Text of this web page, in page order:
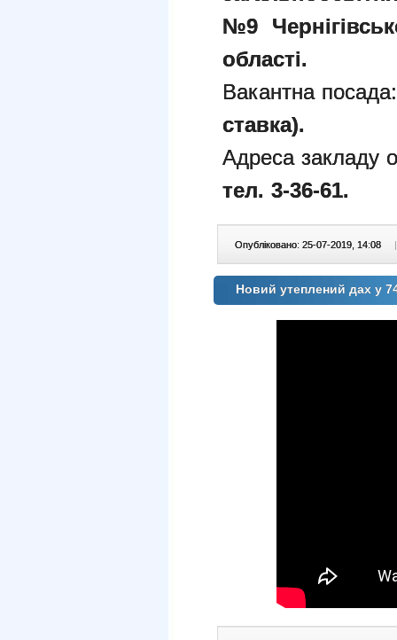
№9
області.
Вакантна посада:
ставка).
Адреса закладу
тел. 3-36-61.
Опубліковано: 25-07-2019, 14:08 |
Новий утеплений дах у